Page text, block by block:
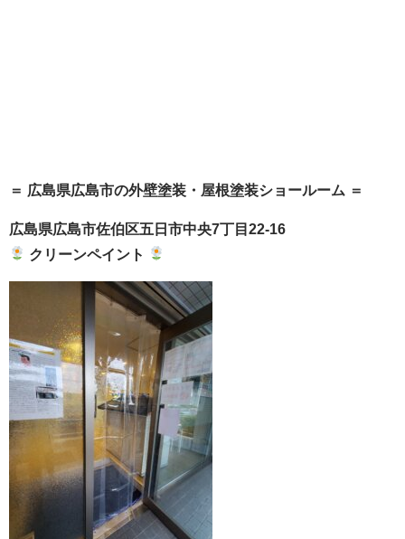
＝ 広島県広島市の外壁塗装・屋根塗装ショールーム ＝
広島県広島市佐伯区五日市中央7丁目22-16
クリーンペイント